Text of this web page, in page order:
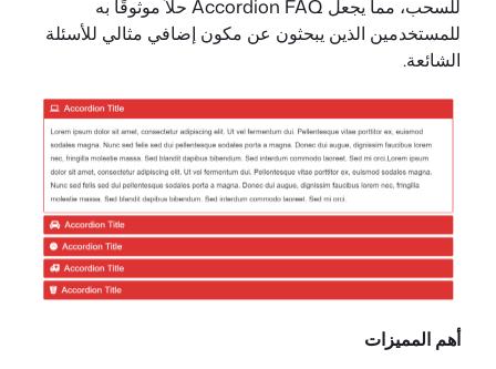
للسحب، مما يجعل Accordion FAQ حلاً موثوقًا به
للمستخدمين الذين يبحثون عن مكون إضافي مثالي للأسئلة
الشائعة.
أهم المميزات